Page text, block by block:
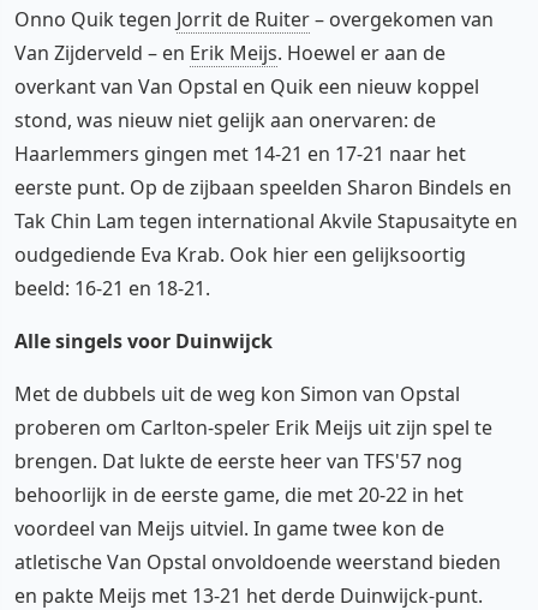
Onno Quik tegen Jorrit de Ruiter– overgekomen van
Van Zijderveld – en Erik Meijs. Hoewel er aan de
overkant van Van Opstal en Quik een nieuw koppel
stond, was nieuw niet gelijk aan onervaren: de
Haarlemmers gingen met 14-21 en 17-21 naar het
eerste punt. Op de zijbaan speelden Sharon Bindels en
Tak Chin Lam tegen international Akvile Stapusaityte en
oudgediende Eva Krab. Ook hier een gelijksoortig
beeld: 16-21 en 18-21.
Alle singels voor Duinwijck
Met de dubbels uit de weg kon Simon van Opstal
proberen om Carlton-speler Erik Meijs uit zijn spel te
brengen. Dat lukte de eerste heer van TFS'57 nog
behoorlijk in de eerste game, die met 20-22 in het
voordeel van Meijs uitviel. In game twee kon de
atletische Van Opstal onvoldoende weerstand bieden
en pakte Meijs met 13-21 het derde Duinwijck-punt.